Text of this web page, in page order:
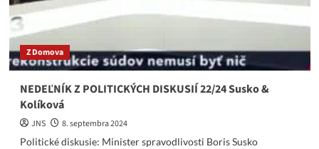
Z Domova
NEDEĽNÍK Z POLITICKÝCH DISKUSIÍ 22/24 Susko &
Kolíková
JNS
8. septembra 2024
Politické diskusie: Minister spravodlivosti Boris Susko